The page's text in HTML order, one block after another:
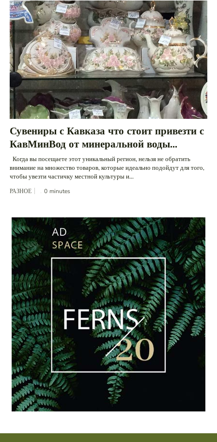
Сувениры с Кавказа что стоит привезти с
КавМинВод от минеральной воды...
внимание на множество товаров, которые идеально подойдут для того,
чтобы увезти частичку местной культуры и...
РАЗНОЕ 0 minutes